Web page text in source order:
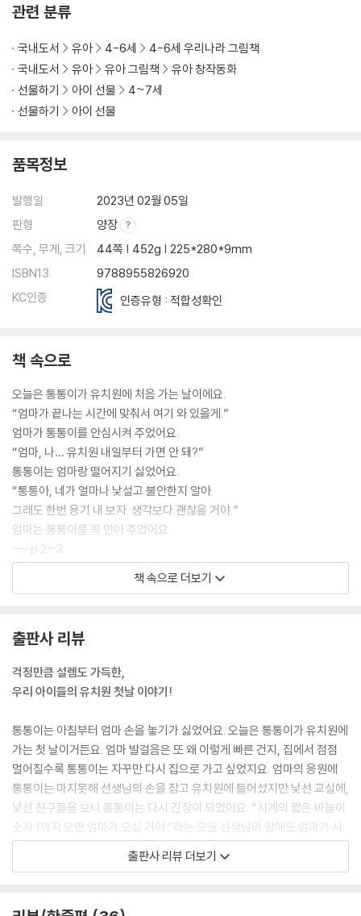
관련 분류
국내도서 유아 4-6세
4-6세 우리나라 그림책
국내도서
유아 유아 그림책
유아 창작동화
선물하기
아이 선물
4~7세
선물하기
아이 선물
품목정보
발행일
2023년 02월 05일
판형
양장
쪽수, 무게, 크기
44쪽 | 452g | 225*280*9mm
ISBN13
9788955826920
KC인증
인증유형 : 적합성확인
책 속으로
오늘은 통통이가 유치원에 처음 가는 날이에요.
“엄마가 끝나는 시간에 맞춰서 여기 와 있을게.”
엄마가 통통이를 안심시켜 주었어요.
“엄마, 나… 유치원 내일부터 가면 안 돼?”
통통이는 엄마랑 떨어지기 싫었어요.
“통통아, 네가 얼마나 낯설고 불안한지 알아.
그래도 한번 용기 내 보자. 생각보다 괜찮을 거야.”
엄마는 통통이를 꼭 안아 주었어요.
--- p.2~3
교실에는 잔뜩 긴장한 친구들이 있었어요.
"보자, 보자. 어디 보자. 저기 시계 보이지? 저기서 짧은 시곗바늘이 숫자 1
까지 오면!
그러니까 1시가 되면 오실 거야. 걱정 마."
책 속으로 더보기
출판사 리뷰
걱정만큼 설렘도 가득한,
우리 아이들의 유치원 첫날 이야기!
통통이는 아침부터 엄마 손을 놓기가 싫었어요. 오늘은 통통이가 유치원에
가는 첫 날이거든요. 엄마 발걸음은 또 왜 이렇게 빠른 건지, 집에서 점점
멀어질수록 통통이는 자꾸만 다시 집으로 가고 싶었지요. 엄마의 응원에
통통이는 마지못해 선생님의 손을 잡고 유치원에 들어섰지만 낯선 교실에,
낯선 친구들을 보니 통통이는 다시 긴장이 되었어요. “시계의 짧은 바늘이
숫자 1까지 오면 엄마가 오실 거야.”라는 오골 선생님의 말에도 엄마가 시
계를 잃어버리면 어떡하나, 오다가 괴물한테 잡아먹히면 어떡하나, 배탈
이 나서 못 오면 어떡하나 통통이의 걱정은 끝이 없었지요. 하지만 척척박
출판사 리뷰 더보기